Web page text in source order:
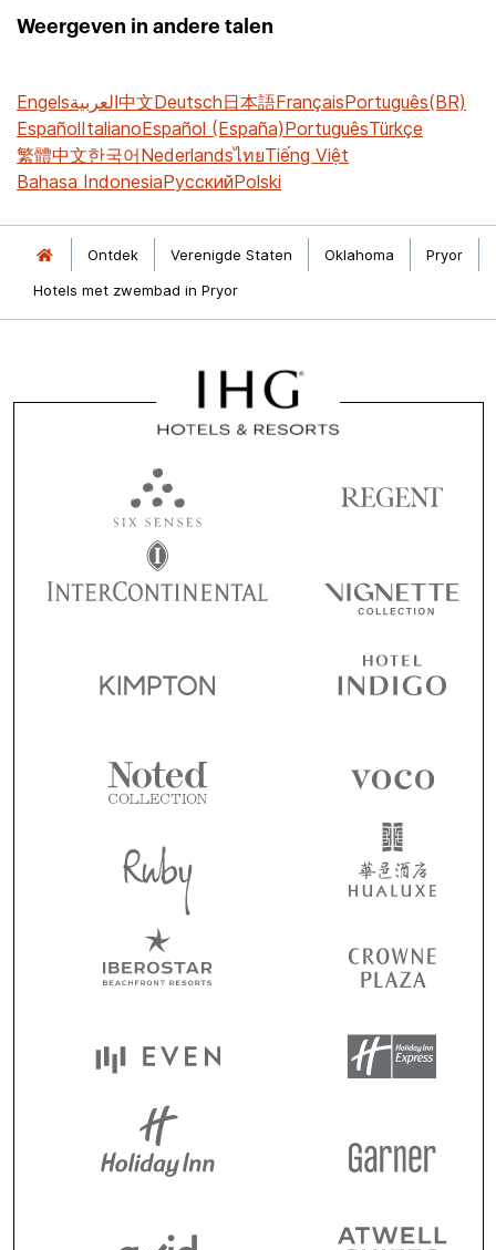
Weergeven in andere talen
Engelsالعربية中文Deutsch日本語FrançaisPortuguês(BR)
EspañolItalianoEspañol (España)PortuguêsTürkçe
繁體中文한국어NederlandsไทยTiếng Việt
Bahasa IndonesiaРусскийPolski
Ontdek Verenigde Staten Oklahoma
Pryor
Hotels met zwembad in Pryor